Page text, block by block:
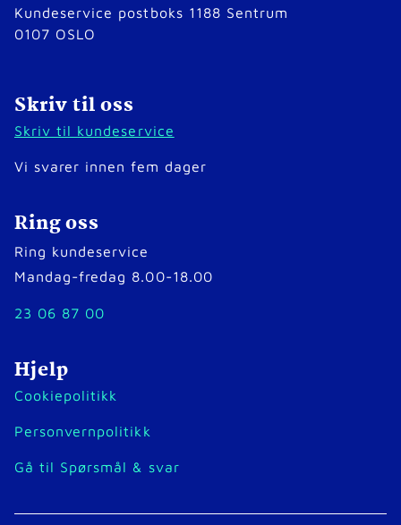
Kundeservice postboks 1188 Sentrum
0107 OSLO
Skriv til oss
Skriv til kundeservice
Vi svarer innen fem dager
Ring oss
Ring kundeservice
Mandag-fredag 8.00-18.00
23 06 87 00
Hjelp
Cookiepolitikk
Personvernpolitikk
Gå til Spørsmål & svar